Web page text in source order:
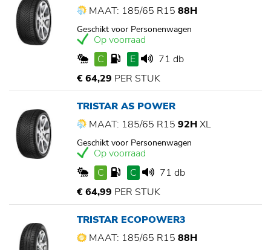
MAAT: 185/65 R15 88H
Geschikt voor Personenwagen
Op voorraad
C
E
71 db
€ 64,29 PER STUK
TRISTAR AS POWER
MAAT: 185/65 R15 92HXL
Geschikt voor Personenwagen
Op voorraad
C
C
71 db
€ 64,99 PER STUK
TRISTAR ECOPOWER3
MAAT: 185/65 R15 88H